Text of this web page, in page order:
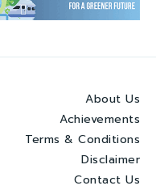
About Us
Achievements
Terms & Conditions
Disclaimer
Contact Us